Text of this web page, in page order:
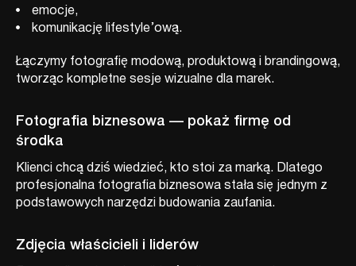
emocje,
komunikację lifestyle’ową.
Łączymy fotografię modową, produktową i brandingową,
tworząc kompletne sesje wizualne dla marek.
Fotografia biznesowa — pokaż firmę od
środka
Klienci chcą dziś wiedzieć, kto stoi za marką. Dlatego
profesjonalna fotografia biznesowa stała się jednym z
podstawowych narzędzi budowania zaufania.
Zdjęcia właścicieli i liderów